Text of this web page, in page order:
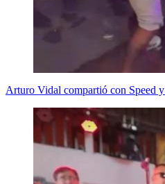
Arturo Vidal compartió con Speed